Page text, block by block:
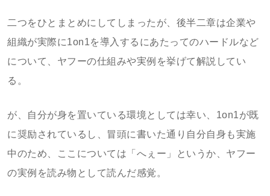
二つをひとまとめにしてしまったが、後半二章は企業や
組織が実際に1on1を導入するにあたってのハードルなど
について、ヤフーの仕組みや実例を挙げて解説してい
る。
が、自分が身を置いている環境としては幸い、1on1が既
に奨励されているし、冒頭に書いた通り自分自身も実施
中のため、ここについては「へぇー」というか、ヤフー
の実例を読み物として読んだ感覚。